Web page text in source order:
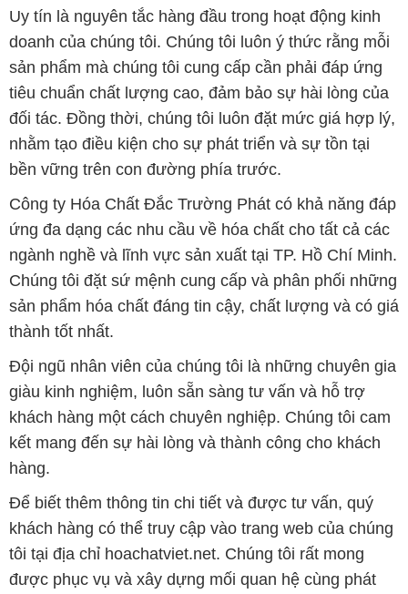
Uy tín là nguyên tắc hàng đầu trong hoạt động kinh
doanh của chúng tôi. Chúng tôi luôn ý thức rằng mỗi
sản phẩm mà chúng tôi cung cấp cần phải đáp ứng
tiêu chuẩn chất lượng cao, đảm bảo sự hài lòng của
đối tác. Đồng thời, chúng tôi luôn đặt mức giá hợp lý,
nhằm tạo điều kiện cho sự phát triển và sự tồn tại
bền vững trên con đường phía trước.
Công ty Hóa Chất Đắc Trường Phát có khả năng đáp
ứng đa dạng các nhu cầu về hóa chất cho tất cả các
ngành nghề và lĩnh vực sản xuất tại TP. Hồ Chí Minh.
Chúng tôi đặt sứ mệnh cung cấp và phân phối những
sản phẩm hóa chất đáng tin cậy, chất lượng và có giá
thành tốt nhất.
Đội ngũ nhân viên của chúng tôi là những chuyên gia
giàu kinh nghiệm, luôn sẵn sàng tư vấn và hỗ trợ
khách hàng một cách chuyên nghiệp. Chúng tôi cam
kết mang đến sự hài lòng và thành công cho khách
hàng.
Để biết thêm thông tin chi tiết và được tư vấn, quý
khách hàng có thể truy cập vào trang web của chúng
tôi tại địa chỉ hoachatviet.net. Chúng tôi rất mong
được phục vụ và xây dựng mối quan hệ cùng phát